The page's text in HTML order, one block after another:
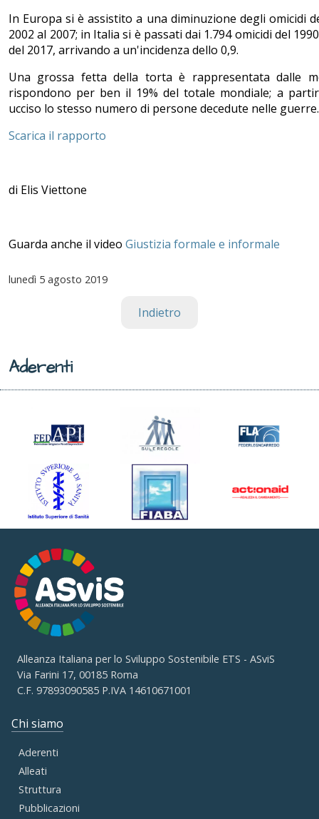
In Europa si è assistito a una diminuzione degli omicidi
2002 al 2007; in Italia si è passati dai 1.794 omicidi del
del 2017, arrivando a un'incidenza dello 0,9.
Una grossa fetta della torta è rappresentata dalle
rispondono per ben il 19% del totale mondiale; a
ucciso lo stesso numero di persone decedute nelle
Scarica il rapporto
di Elis Viettone
Guarda anche il video Giustizia formale e informale
lunedì 5 agosto 2019
Indietro
Aderenti
Alleanza Italiana per lo Sviluppo Sostenibile ETS - ASviS
Via Farini 17, 00185 Roma
C.F. 97893090585 P.IVA 14610671001
Chi siamo
Aderenti
Alleati
Struttura
Pubblicazioni